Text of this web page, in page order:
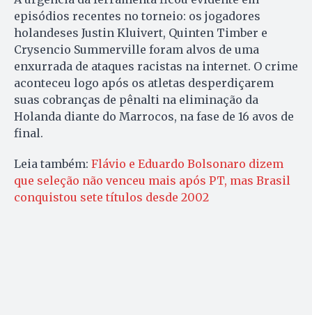
episódios recentes no torneio: os jogadores
holandeses Justin Kluivert, Quinten Timber e
Crysencio Summerville foram alvos de uma
enxurrada de ataques racistas na internet. O crime
aconteceu logo após os atletas desperdiçarem
suas cobranças de pênalti na eliminação da
Holanda diante do Marrocos, na fase de 16 avos de
final.
Leia também: Flávio e Eduardo Bolsonaro dizem
que seleção não venceu mais após PT, mas Brasil
conquistou sete títulos desde 2002